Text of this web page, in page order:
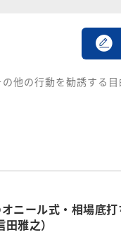
他の行動を勧誘する
ニール式・相場底
雅之）